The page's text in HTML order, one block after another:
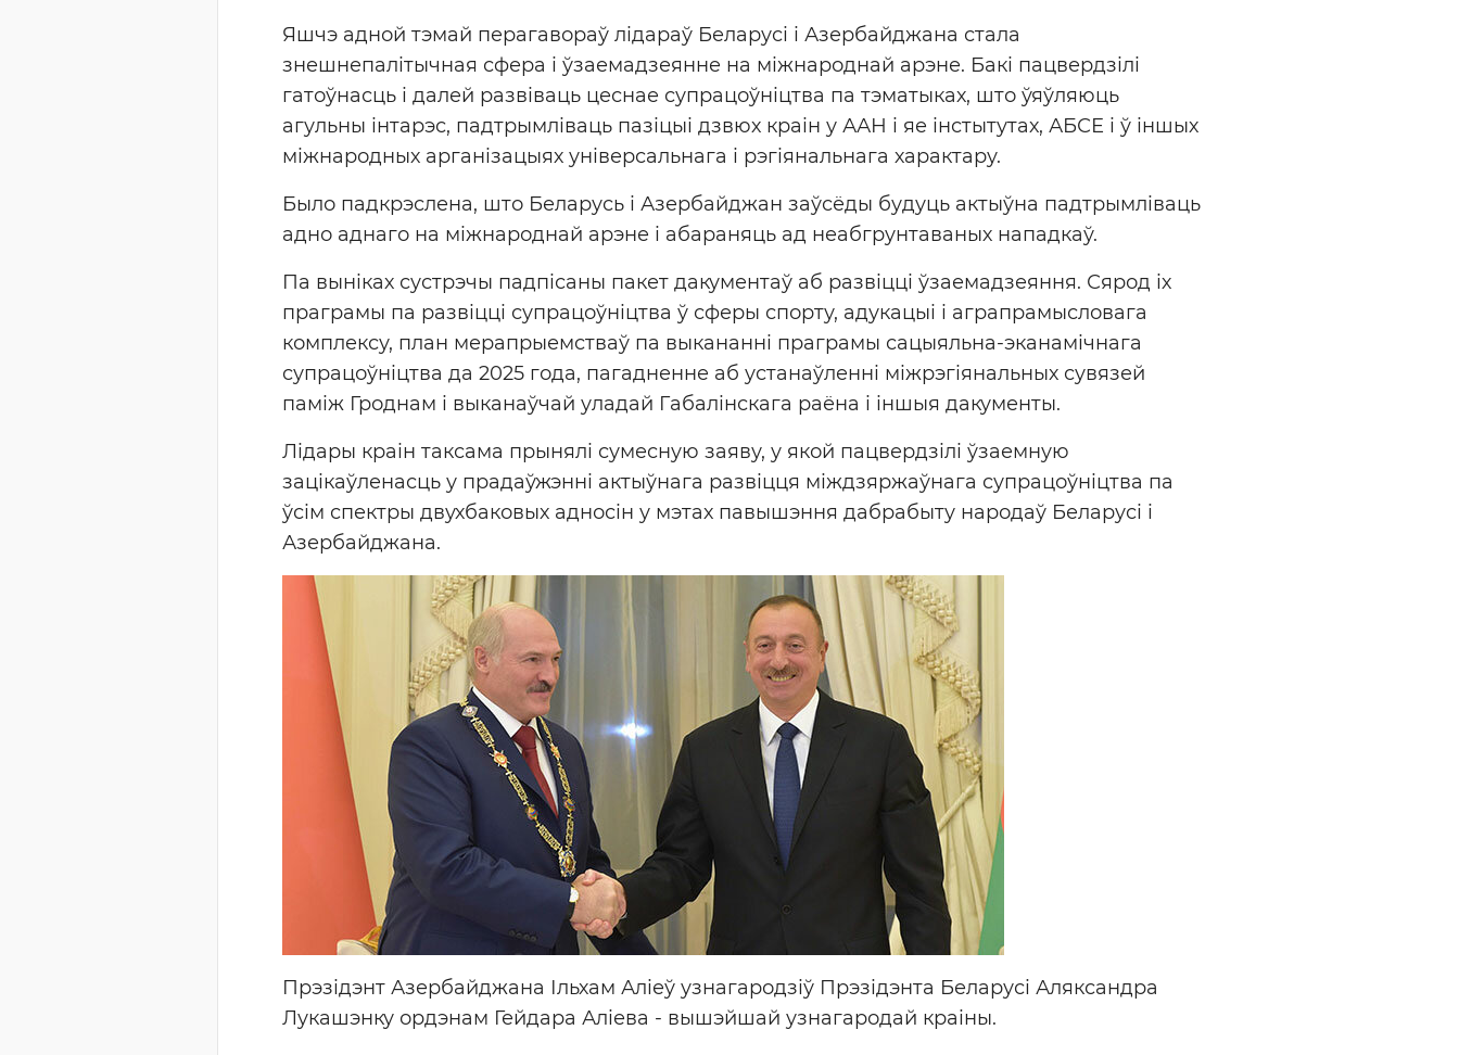
Яшчэ адной тэмай перагавораў лідараў Беларусі і Азербайджана стала
знешнепалітычная сфера і ўзаемадзеянне на міжнароднай арэне. Бакі пацвердзілі
гатоўнасць і далей развіваць цеснае супрацоўніцтва па тэматыках, што ўяўляюць
агульны інтарэс, падтрымліваць пазіцыі дзвюх краін у ААН і яе інстытутах, АБСЕ і ў іншых
міжнародных арганізацыях універсальнага і рэгіянальнага характару.
Было падкрэслена, што Беларусь і Азербайджан заўсёды будуць актыўна падтрымліваць
адно аднаго на міжнароднай арэне і абараняць ад неабгрунтаваных нападкаў.
Па выніках сустрэчы падпісаны пакет дакументаў аб развіцці ўзаемадзеяння. Сярод іх
праграмы па развіцці супрацоўніцтва ў сферы спорту, адукацыі і аграпрамысловага
комплексу, план мерапрыемстваў па выкананні праграмы сацыяльна-эканамічнага
супрацоўніцтва да 2025 года, пагадненне аб устанаўленні міжрэгіянальных сувязей
паміж Гроднам і выканаўчай уладай Габалінскага раёна і іншыя дакументы.
Лідары краін таксама прынялі сумесную заяву, у якой пацвердзілі ўзаемную
зацікаўленасць у прадаўжэнні актыўнага развіцця міждзяржаўнага супрацоўніцтва па
ўсім спектры двухбаковых адносін у мэтах павышэння дабрабыту народаў Беларусі і
Азербайджана.
Прэзідэнт Азербайджана Ільхам Аліеў узнагародзіў Прэзідэнта Беларусі Аляксандра
Лукашэнку ордэнам Гейдара Аліева - вышэйшай узнагародай краіны.